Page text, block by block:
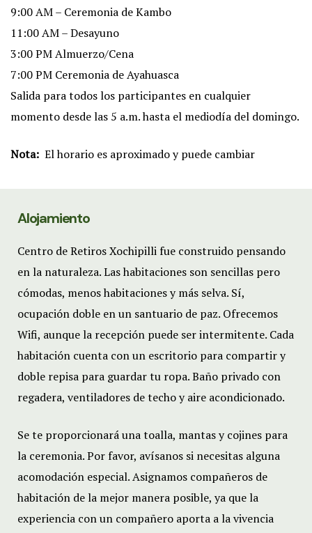
9:00 AM – Ceremonia de Kambo
11:00 AM – Desayuno
3:00 PM Almuerzo/Cena
7:00 PM Ceremonia de Ayahuasca
Salida para todos los participantes en cualquier
momento desde las 5 a.m. hasta el mediodía del domingo.
Nota: El horario es aproximado y puede cambiar
Alojamiento
Centro de Retiros Xochipilli fue construido pensando
en la naturaleza. Las habitaciones son sencillas pero
cómodas, menos habitaciones y más selva. Sí,
ocupación doble en un santuario de paz. Ofrecemos
Wifi, aunque la recepción puede ser intermitente. Cada
habitación cuenta con un escritorio para compartir y
doble repisa para guardar tu ropa. Baño privado con
regadera, ventiladores de techo y aire acondicionado.
Se te proporcionará una toalla, mantas y cojines para
la ceremonia. Por favor, avísanos si necesitas alguna
acomodación especial. Asignamos compañeros de
habitación de la mejor manera posible, ya que la
experiencia con un compañero aporta a la vivencia